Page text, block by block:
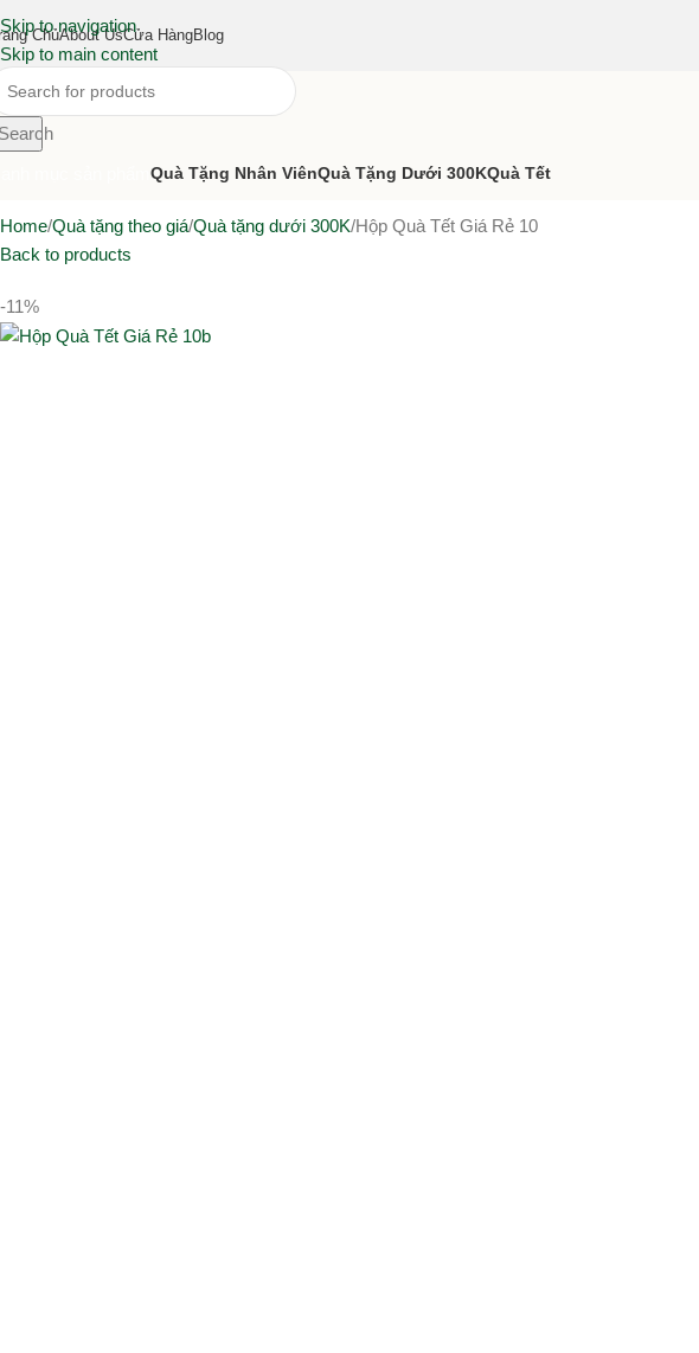
Skip to navigation
Skip to main content
ChủAbout UsCửa HàngBlog
Quà Tặng Nhân ViênQuà Tặng Dưới 300KQuà Tết
Home Quà tặng theo giá Quà tặng dưới 300K Hộp Quà Tết Giá Rẻ 10
Back to products
-11%